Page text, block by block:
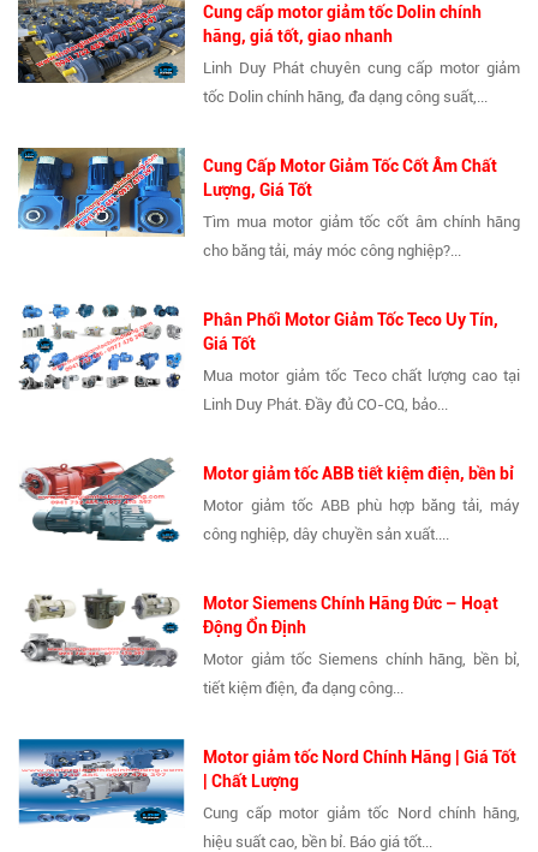
Cung cấp motor giảm tốc Dolin chính
hãng, giá tốt, giao nhanh
Linh Duy Phát chuyên cung cấp motor giảm
tốc Dolin chính hãng, đa dạng công suất,...
Cung Cấp Motor Giảm Tốc Cốt Âm Chất
Lượng, Giá Tốt
Tìm mua motor giảm tốc cốt âm chính hãng
cho băng tải, máy móc công nghiệp?...
Phân Phối Motor Giảm Tốc Teco Uy Tín,
Giá Tốt
Mua motor giảm tốc Teco chất lượng cao tại
Linh Duy Phát. Đầy đủ CO-CQ, bảo...
Motor giảm tốc ABB tiết kiệm điện, bền bỉ
Motor giảm tốc ABB phù hợp băng tải, máy
công nghiệp, dây chuyền sản xuất....
Motor Siemens Chính Hãng Đức – Hoạt
Động Ổn Định
Motor giảm tốc Siemens chính hãng, bền bỉ,
tiết kiệm điện, đa dạng công...
Motor giảm tốc Nord Chính Hãng | Giá Tốt
| Chất Lượng
Cung cấp motor giảm tốc Nord chính hãng,
hiệu suất cao, bền bỉ. Báo giá tốt...